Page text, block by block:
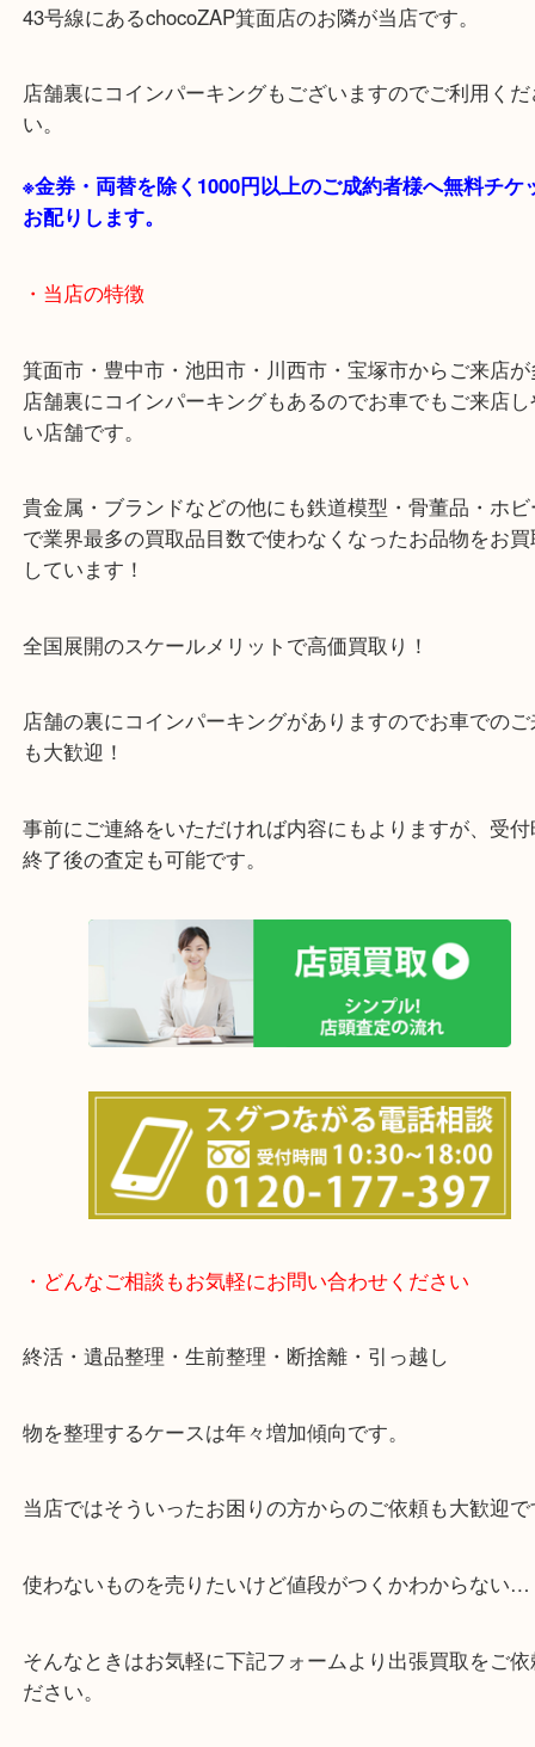
・最寄り駅のご案内
阪急箕面線「箕面駅」「牧落駅」
・お車の方
い。
※金券・両替を除く1000円以上のご成約者様へ無料
・当店の特徴
箕面市・豊中市・池田市・川西市・宝塚市からご来
い店舗です。
で業界最多の買取品目数で使わなくなったお品物を
しています！
全国展開のスケールメリットで高価買取り！
店舗の裏にコインパーキングがありますのでお車
も大歓迎！
事前にご連絡をいただければ内容にもよりますが
終了後の査定も可能です。
終活・遺品整理・生前整理・断捨離・引っ越し